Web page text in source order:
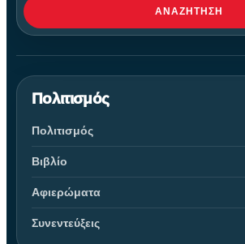
ΑΝΑΖΉΤΗΣΗ
Πολιτισμός
Πολιτισμός
Βιβλίο
Αφιερώματα
Συνεντεύξεις